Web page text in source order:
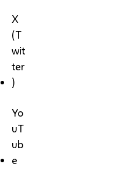
X
(T
wit
ter
)
Yo
uT
ub
e